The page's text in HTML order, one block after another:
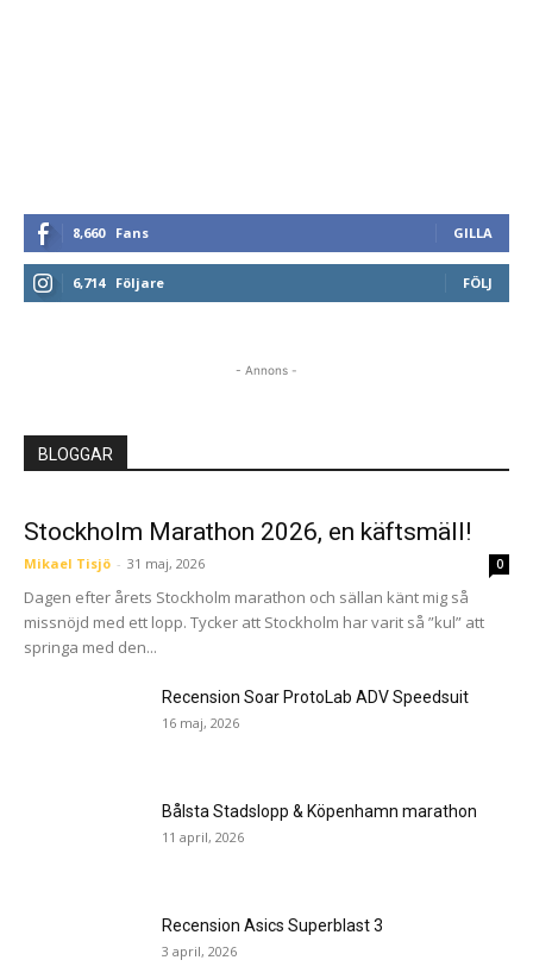
8,660 Fans GILLA
6,714 Följare FÖLJ
- Annons -
BLOGGAR
Stockholm Marathon 2026, en käftsmäll!
Mikael Tisjö - 31 maj, 2026 0
Dagen efter årets Stockholm marathon och sällan känt mig så
missnöjd med ett lopp. Tycker att Stockholm har varit så ”kul” att
springa med den...
Recension Soar ProtoLab ADV Speedsuit
16 maj, 2026
Bålsta Stadslopp & Köpenhamn marathon
11 april, 2026
Recension Asics Superblast 3
3 april, 2026